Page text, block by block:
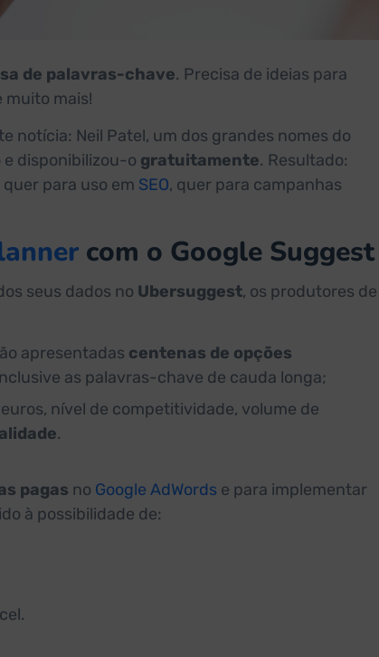
de palavras-chave. Precisa de ideias para
muito mais!
notícia: Neil Patel, um dos grandes nomes do
disponibilizou-o gratuitamente. Resultado:
para uso em SEO, quer para campanhas
com o Google Suggest
seus dados no Ubersuggest, os produtores de
apresentadas centenas de opções
as palavras-chave de cauda longa;
euros, nível de competitividade, volume de
.
pagas no Google AdWords e para implementar
à possibilidade de: